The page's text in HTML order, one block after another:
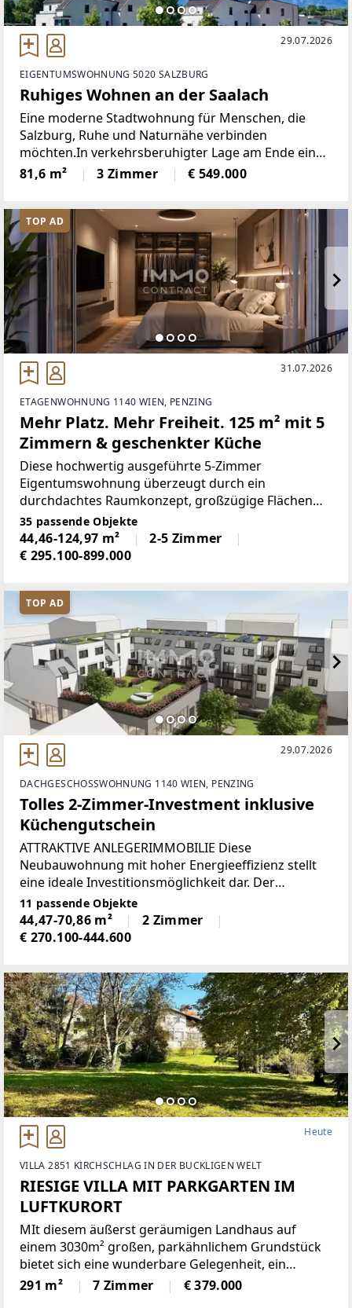
29.07.2026
EIGENTUMSWOHNUNG 5020 SALZBURG
Ruhiges Wohnen an der Saalach
Eine moderne Stadtwohnung für Menschen, die
Salzburg, Ruhe und Naturnähe verbinden
möchten.In verkehrsberuhigter Lage am Ende einer
Sackgasse befindet sich diese gepflegte Wohnung
nur wenige Schritte von der Saalach entfernt. Sie
verbindet ruhiges
81,6 m² 3 Zimmer € 549.000
TOP AD
31.07.2026
ETAGENWOHNUNG 1140 WIEN, PENZING
Mehr Platz. Mehr Freiheit. 125 m² mit 5
Zimmern & geschenkter Küche
Diese hochwertig ausgeführte 5-Zimmer
Eigentumswohnung überzeugt durch ein
durchdachtes Raumkonzept, großzügige Flächen
und eine moderne Ausstattung, die höchsten
Wohnansprüchen gerecht wird. Die offen gestaltete,
weitläufige Wohnküche bildet das zentrale
35 passende Objekte
44,46-124,97 m²
2-5 Zimmer
€ 295.100-899.000
TOP AD
29.07.2026
DACHGESCHOSSWOHNUNG 1140 WIEN, PENZING
Tolles 2-Zimmer-Investment inklusive
Küchengutschein
ATTRAKTIVE ANLEGERIMMOBILIE Diese
Neubauwohnung mit hoher Energieeffizienz stellt
eine ideale Investitionsmöglichkeit dar. Der
großzügige, gut nutzbare Grundriss sowie die
große Terrasse entsprechen exakt den
Anforderungen des aktuellen Mietmarktes
11 passende Objekte
44,47-70,86 m²
2 Zimmer
€ 270.100-444.600
Heute
VILLA 2851 KIRCHSCHLAG IN DER BUCKLIGEN WELT
RIESIGE VILLA MIT PARKGARTEN IM
LUFTKURORT
MIt diesem äußerst geräumigen Landhaus auf
einem 3030m² großen, parkähnlichem Grundstück
bietet sich eine wunderbare Gelegenheit, ein
einmaliges Domizil in der beliebten Gemeinde
Krumbach zu schaffen!Das 1972 in Ziegelbauweise
291 m² 7 Zimmer € 379.000